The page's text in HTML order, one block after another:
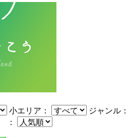
小エリア：
ジャンル：
：